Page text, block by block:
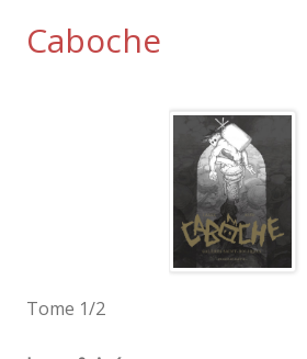
Caboche
Tome 1/2